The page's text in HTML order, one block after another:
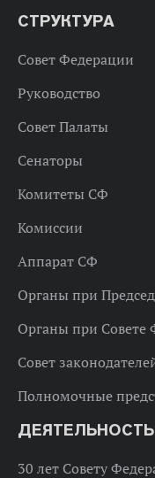
СТРУКТУРА
Совет Федерации
Руководство
Совет Палаты
Сенаторы
Комитеты СФ
Комиссии
Аппарат СФ
Органы при
Органы при Совете
Совет
Полномочные
ДЕЯТЕЛЬНОСТЬ
30 лет Совету